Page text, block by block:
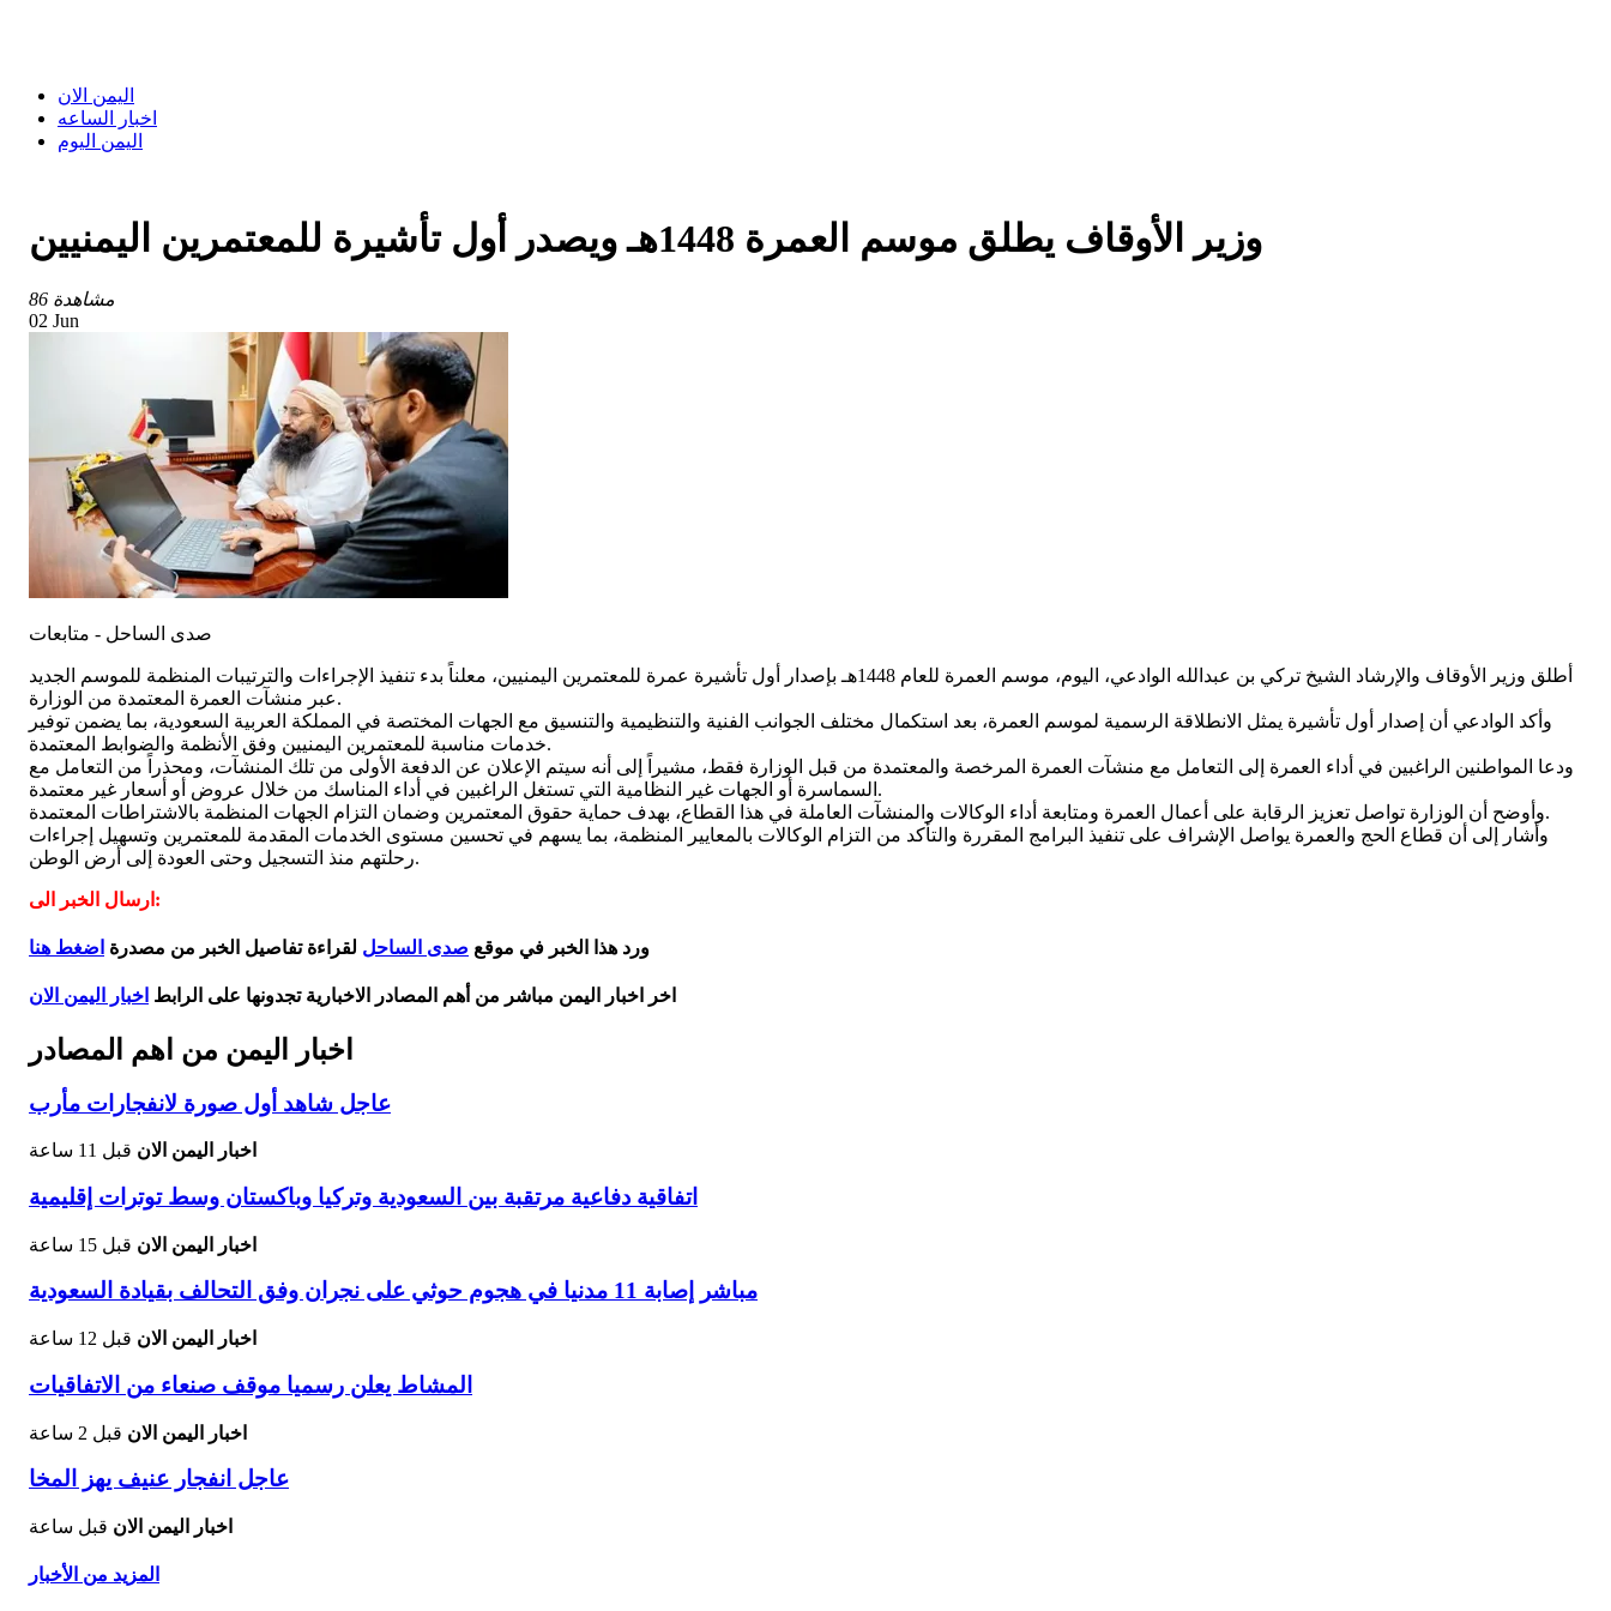
اليمن الان
اخبار الساعه
اليمن اليوم
وزير الأوقاف يطلق موسم العمرة 1448هـ ويصدر أول تأشيرة للمعتمرين اليمنيين
86 مشاهدة
02 Jun
صدى الساحل - متابعات
أطلق وزير الأوقاف والإرشاد الشيخ تركي بن عبدالله الوادعي، اليوم، موسم العمرة للعام 1448هـ بإصدار أول تأشيرة عمرة للمعتمرين اليمنيين، معلناً بدء تنفيذ الإجراءات والترتيبات المنظمة للموسم الجديد
عبر منشآت العمرة المعتمدة من الوزارة.
وأكد الوادعي أن إصدار أول تأشيرة يمثل الانطلاقة الرسمية لموسم العمرة، بعد استكمال مختلف الجوانب الفنية والتنظيمية والتنسيق مع الجهات المختصة في المملكة العربية السعودية، بما يضمن توفير
خدمات مناسبة للمعتمرين اليمنيين وفق الأنظمة والضوابط المعتمدة.
ودعا المواطنين الراغبين في أداء العمرة إلى التعامل مع منشآت العمرة المرخصة والمعتمدة من قبل الوزارة فقط، مشيراً إلى أنه سيتم الإعلان عن الدفعة الأولى من تلك المنشآت، ومحذراً من التعامل مع
السماسرة أو الجهات غير النظامية التي تستغل الراغبين في أداء المناسك من خلال عروض أو أسعار غير معتمدة.
وأوضح أن الوزارة تواصل تعزيز الرقابة على أعمال العمرة ومتابعة أداء الوكالات والمنشآت العاملة في هذا القطاع، بهدف حماية حقوق المعتمرين وضمان التزام الجهات المنظمة بالاشتراطات المعتمدة.
وأشار إلى أن قطاع الحج والعمرة يواصل الإشراف على تنفيذ البرامج المقررة والتأكد من التزام الوكالات بالمعايير المنظمة، بما يسهم في تحسين مستوى الخدمات المقدمة للمعتمرين وتسهيل إجراءات
رحلتهم منذ التسجيل وحتى العودة إلى أرض الوطن.
ارسال الخبر الى:
ورد هذا الخبر في موقع صدى الساحل لقراءة تفاصيل الخبر من مصدرة اضغط هنا
اخر اخبار اليمن مباشر من أهم المصادر الاخبارية تجدونها على الرابط اخبار اليمن الان
اخبار اليمن من اهم المصادر
عاجل شاهد أول صورة لانفجارات مأرب
اخبار اليمن الان قبل 11 ساعة
اتفاقية دفاعية مرتقبة بين السعودية وتركيا وباكستان وسط توترات إقليمية
اخبار اليمن الان قبل 15 ساعة
مباشر إصابة 11 مدنيا في هجوم حوثي على نجران وفق التحالف بقيادة السعودية
اخبار اليمن الان قبل 12 ساعة
المشاط يعلن رسميا موقف صنعاء من الاتفاقيات
اخبار اليمن الان قبل 2 ساعة
عاجل انفجار عنيف يهز المخا
اخبار اليمن الان قبل ساعة
المزيد من الأخبار